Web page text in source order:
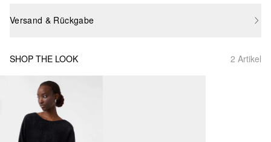
Versand & Rückgabe
SHOP THE LOOK 2 Artikel